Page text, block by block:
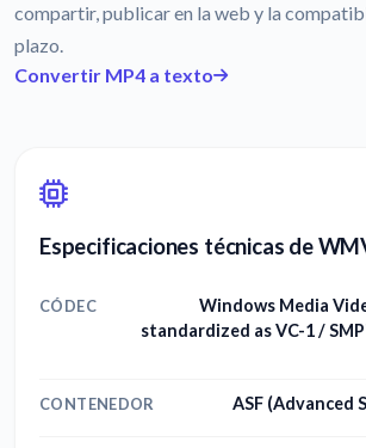
compartir, publicar en la web y la
plazo.
Convertir MP4 a texto
Especificaciones técnicas de
CÓDEC
Windows Media
standardized as VC-1 /
CONTENEDOR ASF (Advanced